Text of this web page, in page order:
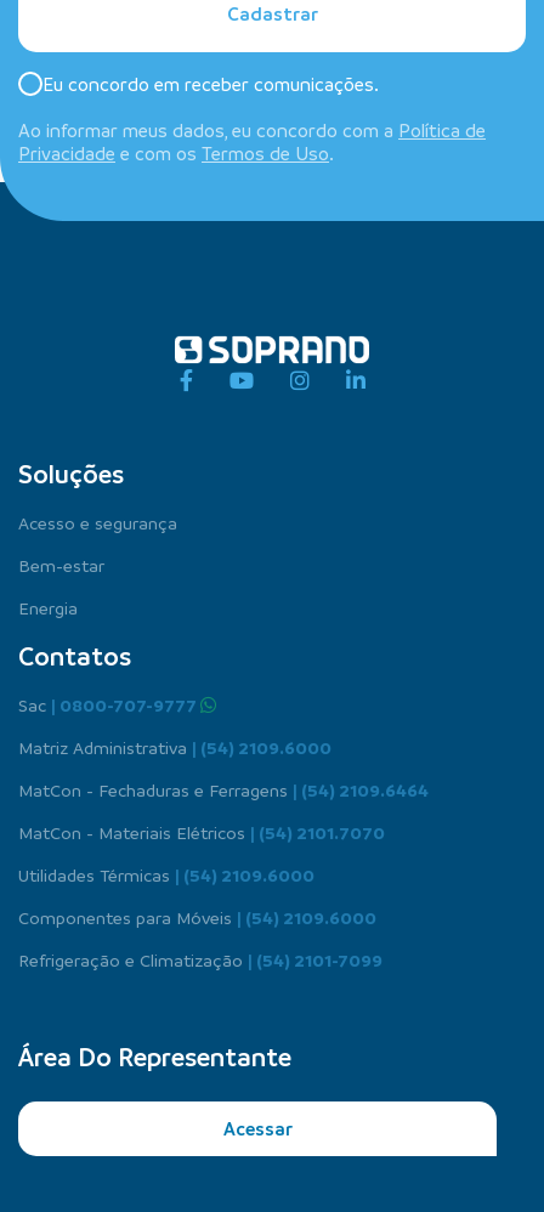
Cadastrar
Eu concordo em receber comunicações.
Ao informar meus dados, eu concordo com a Política de
Privacidade e com os Termos de Uso.
Soluções
Acesso e segurança
Bem-estar
Energia
Contatos
Sac | 0800-707-9777
Matriz Administrativa | (54) 2109.6000
MatCon - Fechaduras e Ferragens | (54) 2109.6464
MatCon - Materiais Elétricos | (54) 2101.7070
Utilidades Térmicas | (54) 2109.6000
Componentes para Móveis | (54) 2109.6000
Refrigeração e Climatização | (54) 2101-7099
Área Do Representante
Acessar